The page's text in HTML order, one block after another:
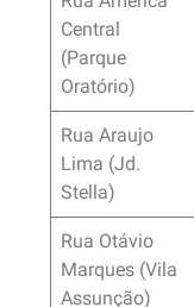
Central
(Parque
Oratório)
Rua Araujo
Lima (Jd.
Stella)
Rua Otávio
Marques (Vila
Assunção)